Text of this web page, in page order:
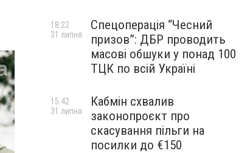
Спецоперація “Чесний
призов”: ДБР проводить
масові обшуки у понад 100
ТЦК по всій Україні
18:22
31 липня
Кабмін схвалив
законопроєкт про
скасування пільги на
посилки до €150
15:42
31 липня